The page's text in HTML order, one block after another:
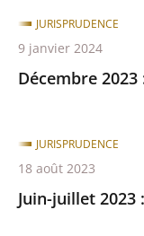
Décembre
JURISPRUDENCE
9 janvier 2024
Juin-juillet 2023
JURISPRUDENCE
18 août 2023